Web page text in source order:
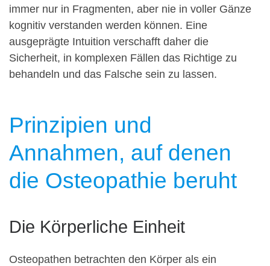
immer nur in Fragmenten, aber nie in voller Gänze
kognitiv verstanden werden können. Eine
ausgeprägte Intuition verschafft daher die
Sicherheit, in komplexen Fällen das Richtige zu
behandeln und das Falsche sein zu lassen.
Prinzipien und
Annahmen, auf denen
die Osteopathie beruht
Die Körperliche Einheit
Osteopathen betrachten den Körper als ein